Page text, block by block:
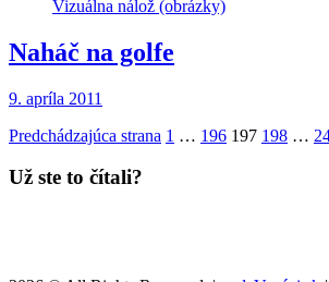
Vizuálna nálož (obrázky)
Naháč na golfe
9. apríla 2011
Stránkovanie
príspevkov
Predchádzajúca strana 1 … 196 197 198 …
Už ste to čítali?